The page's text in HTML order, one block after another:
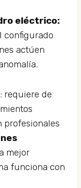
eléctrico:
configurado
actúen
requiere de
profesionales
mejor
funciona con